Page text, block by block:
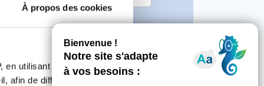
À propos des cookies
en utilisant des
afin de diffuser des
actions :
Octobre Rose